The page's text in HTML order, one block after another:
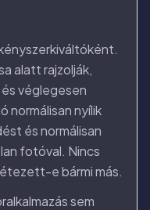
alatt rajzolják,
véglegesen
normálisan nyílik
és normálisan
fotóval. Nincs
e bármi más.
sem